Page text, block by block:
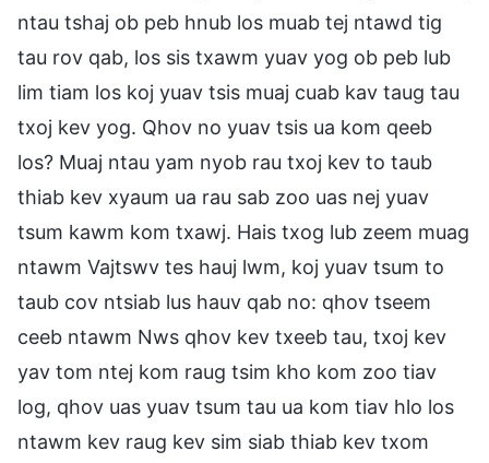
ntau tshaj ob peb hnub los muab tej ntawd tig
tau rov qab, los sis txawm yuav yog ob peb lub
lim tiam los koj yuav tsis muaj cuab kav taug tau
txoj kev yog. Qhov no yuav tsis ua kom qeeb
los? Muaj ntau yam nyob rau txoj kev to taub
thiab kev xyaum ua rau sab zoo uas nej yuav
tsum kawm kom txawj. Hais txog lub zeem muag
ntawm Vajtswv tes hauj lwm, koj yuav tsum to
taub cov ntsiab lus hauv qab no: qhov tseem
ceeb ntawm Nws qhov kev txeeb tau, txoj kev
yav tom ntej kom raug tsim kho kom zoo tiav
log, qhov uas yuav tsum tau ua kom tiav hlo los
ntawm kev raug kev sim siab thiab kev txom